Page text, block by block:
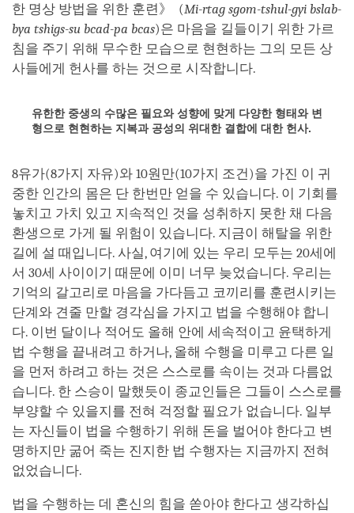
한 명상 방법을 위한 훈련》 (Mi-rtag sgom-tshul-gyi bslab-
bya tshigs-su bcad-pa bcas)은 마음을 길들이기 위한 가르
침을 주기 위해 무수한 모습으로 현현하는 그의 모든 상
사들에게 헌사를 하는 것으로 시작합니다.
유한한 중생의 수많은 필요와 성향에 맞게 다양한 형태와 변
형으로 현현하는 지복과 공성의 위대한 결합에 대한 헌사.
8유가(8가지 자유)와 10원만(10가지 조건)을 가진 이 귀
중한 인간의 몸은 단 한번만 얻을 수 있습니다. 이 기회를
놓치고 가치 있고 지속적인 것을 성취하지 못한 채 다음
환생으로 가게 될 위험이 있습니다. 지금이 해탈을 위한
길에 설 때입니다. 사실, 여기에 있는 우리 모두는 20세에
서 30세 사이이기 때문에 이미 너무 늦었습니다. 우리는
기억의 갈고리로 마음을 가다듬고 코끼리를 훈련시키는
단계와 견줄 만할 경각심을 가지고 법을 수행해야 합니
다. 이번 달이나 적어도 올해 안에 세속적이고 윤택하게
법 수행을 끝내려고 하거나, 올해 수행을 미루고 다른 일
을 먼저 하려고 하는 것은 스스로를 속이는 것과 다름없
습니다. 한 스승이 말했듯이 종교인들은 그들이 스스로를
부양할 수 있을지를 전혀 걱정할 필요가 없습니다. 일부
는 자신들이 법을 수행하기 위해 돈을 벌어야 한다고 변
명하지만 굶어 죽는 진지한 법 수행자는 지금까지 전혀
없었습니다.
법을 수행하는 데 혼신의 힘을 쏟아야 한다고 생각하십